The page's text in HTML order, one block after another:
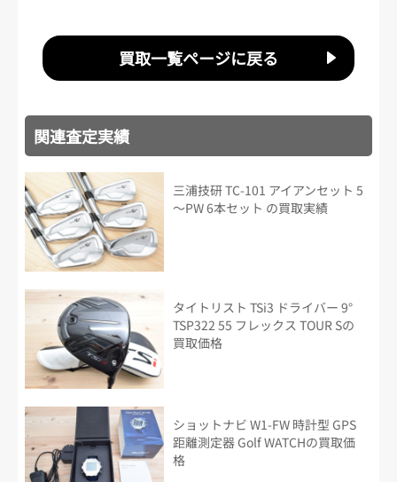
買取一覧ページに戻る
関連査定実績
三浦技研 TC-101 アイアンセット 5
～PW 6本セット の買取実績
タイトリスト TSi3 ドライバー 9°
TSP322 55 フレックス TOUR Sの
買取価格
ショットナビ W1-FW 時計型 GPS
距離測定器 Golf WATCHの買取価
格